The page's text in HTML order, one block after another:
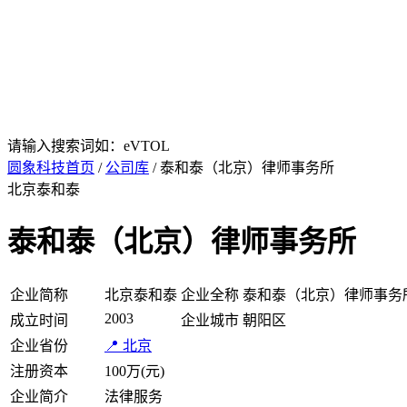
请输入搜索词如：eVTOL
圆象科技首页 / 公司库 / 泰和泰（北京）律师事务所
北京泰和泰
泰和泰（北京）律师事务所
企业简称 北京泰和泰 企业全称 泰和泰（北京）律师事务
成立时间
2003 企业城市 朝阳区
企业省份
📍 北京
注册资本
100万(元)
企业简介
法律服务